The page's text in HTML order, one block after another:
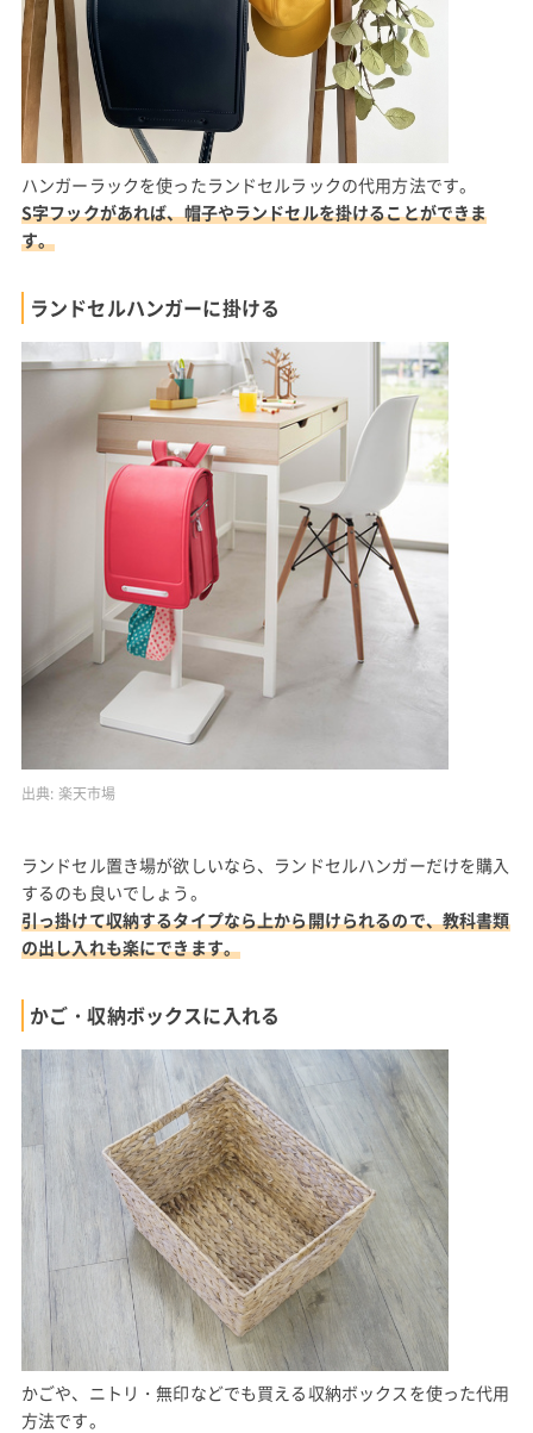
ハンガーラックを使ったランドセルラックの代用方法です。
S字フックがあれば、帽子やランドセルを掛けることができま
す。
ランドセルハンガーに掛ける
出典: 楽天市場
ランドセル置き場が欲しいなら、ランドセルハンガーだけを購入
するのも良いでしょう。
引っ掛けて収納するタイプなら上から開けられるので、教科書類
の出し入れも楽にできます。
かご・収納ボックスに入れる
かごや、ニトリ・無印などでも買える収納ボックスを使った代用
方法です。